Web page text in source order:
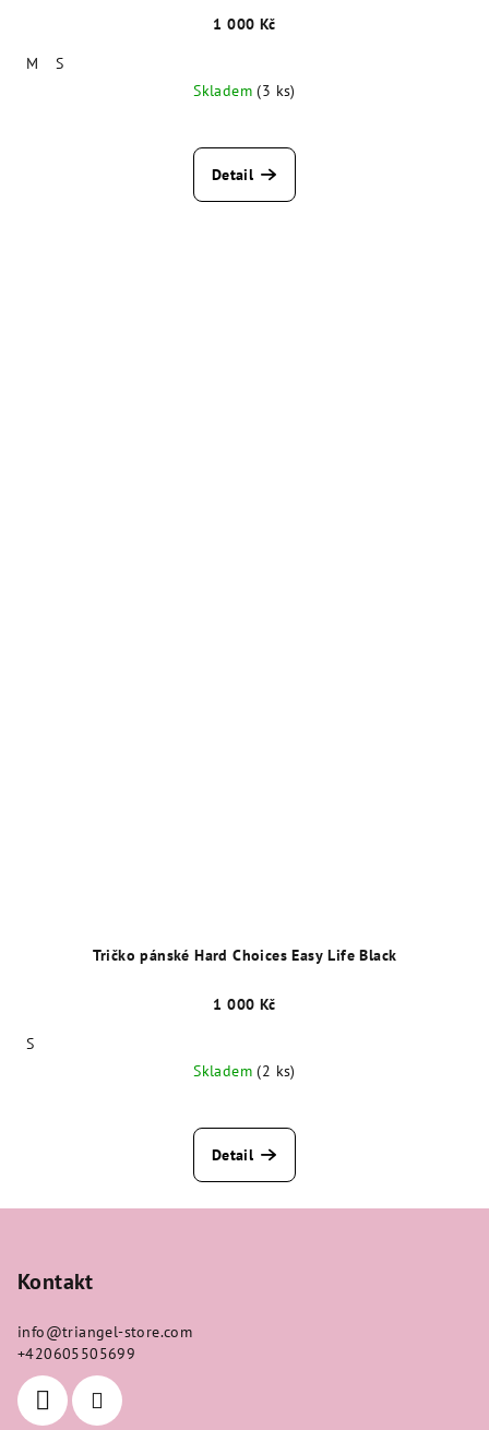
1 000 Kč
M
S
Skladem(3 ks)
Detail
Tričko pánské Hard Choices Easy Life Black
1 000 Kč
S
Skladem(2 ks)
Detail
Kontakt
info@triangel-store.com
+420605505699